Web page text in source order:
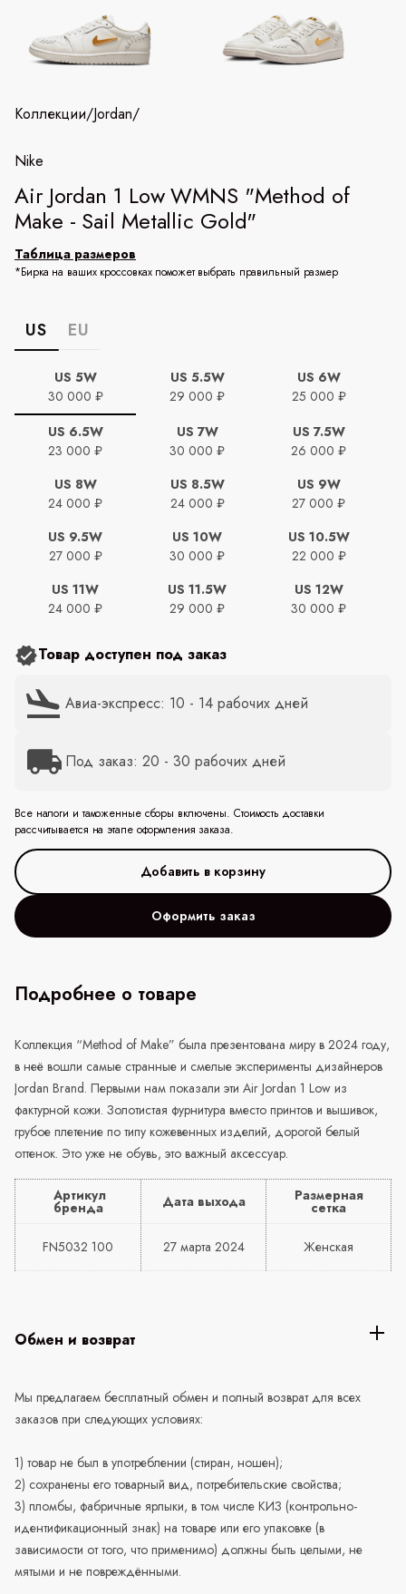
Коллекции/Jordan/
Nike
Air Jordan 1 Low WMNS "Method of
Make - Sail Metallic Gold"
Таблица размеров
*Бирка на ваших кроссовках поможет выбрать правильный размер
US EU
US 5W
30 000 ₽
US 5.5W
29 000 ₽
US 6W
25 000 ₽
US 6.5W
23 000 ₽
US 7W
30 000 ₽
US 7.5W
26 000 ₽
US 8W
24 000 ₽
US 8.5W
24 000 ₽
US 9W
27 000 ₽
US 9.5W
27 000 ₽
US 10W
30 000 ₽
US 10.5W
22 000 ₽
US 11W
24 000 ₽
US 11.5W
29 000 ₽
US 12W
30 000 ₽
Товар доступен под заказ
Авиа-экспресс: 10 - 14 рабочих дней
Под заказ: 20 - 30 рабочих дней
Все налоги и таможенные сборы включены. Стоимость доставки
рассчитывается на этапе оформления заказа.
Оформить заказ
Подробнее о товаре
Коллекция “Method of Make” была презентована миру в 2024 году,
в неё вошли самые странные и смелые эксперименты дизайнеров
Jordan Brand. Первыми нам показали эти Air Jordan 1 Low из
фактурной кожи. Золотистая фурнитура вместо принтов и вышивок,
грубое плетение по типу кожевенных изделий, дорогой белый
оттенок. Это уже не обувь, это важный аксессуар.
Артикул
бренда Дата выхода Размерная
сетка
FN5032 100 27 марта 2024 Женская
Обмен и возврат
Мы предлагаем бесплатный обмен и полный возврат для всех
заказов при следующих условиях:
1) товар не был в употреблении (стиран, ношен);
2) сохранены его товарный вид, потребительские свойства;
3) пломбы, фабричные ярлыки, в том числе КИЗ (контрольно-
идентификационный знак) на товаре или его упаковке (в
зависимости от того, что применимо) должны быть целыми, не
мятыми и не повреждёнными.